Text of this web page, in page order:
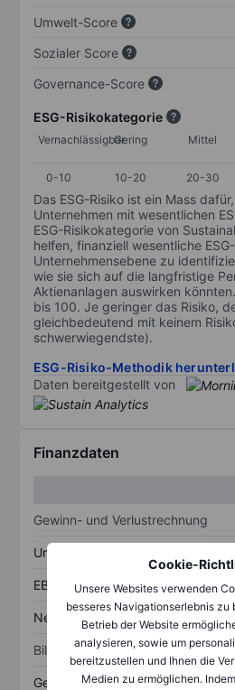
Cookie-
Unsere Websites verwenden
besseres Navigationserlebnis zu
Betrieb der Website
analysieren, sowie um
bereitzustellen und Ihnen die
Medien zu ermöglichen.
Umwelt-Score
Sozialer Score
Governance-Score
ESG-Risikokategorie
VernachlässigbarGering Mittel
0-10
10-20 20-30
Das ESG-Risiko ist ein Mass
Unternehmen mit wesentlichen
ESG-Risikokategorie von
helfen, finanziell wesentliche
Unternehmensebene zu
wie sie sich auf die langfristige
Aktienanlagen auswirken
bis 100. Je geringer das Risiko,
gleichbedeutend mit keinem
schwerwiegendste).
ESG-Risiko-Methodik
Daten bereitgestellt von
Finanzdaten
Gewinn- und Verlustrechnung
Umsatz
EBITDA
Nettoeinkommen
Bilanz
Gesamtvermögen